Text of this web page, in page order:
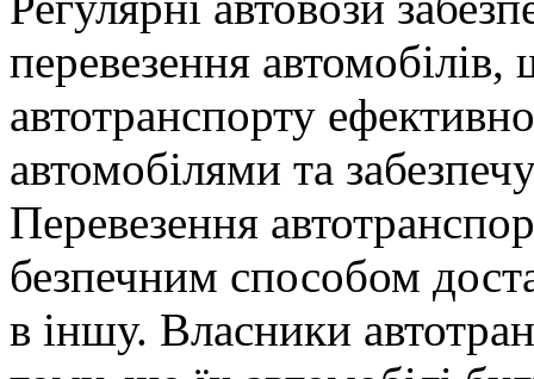
перевезення
автотранспорту
автомобілями та
Перевезення
безпечним способом
в іншу. Власники